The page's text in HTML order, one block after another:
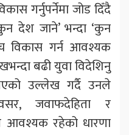
गर्नुपर्नेमा जोड दिँदै
देश जाने’ भन्दा ‘कुन
विकास गर्न आवश्यक
बढी युवा विदेशिनु
उल्लेख गर्दै उनले
जवाफदेहिता र
आवश्यक रहेको धारणा